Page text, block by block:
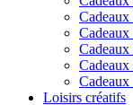
Cadeaux
Cadeaux
Cadeaux
Cadeaux
Cadeaux
Loisirs créatifs